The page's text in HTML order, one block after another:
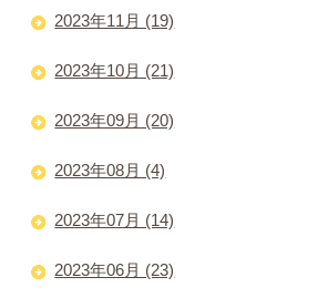
2023年11月 (19)
2023年10月 (21)
2023年09月 (20)
2023年08月 (4)
2023年07月 (14)
2023年06月 (23)